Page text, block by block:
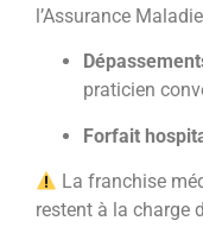
l’Assurance
praticien
Forfait
La franchise
restent à la charge